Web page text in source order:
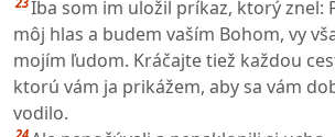
Iba som im uložil príkaz, ktorý znel:
môj hlas a budem vaším Bohom, vy
mojím ľudom. Kráčajte tiež každou
ktorú vám ja prikážem, aby sa vám
vodilo.